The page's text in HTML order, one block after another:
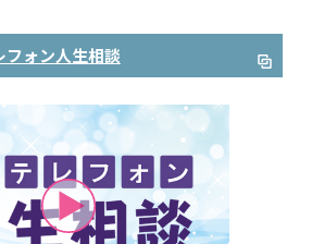
フォン人生相談